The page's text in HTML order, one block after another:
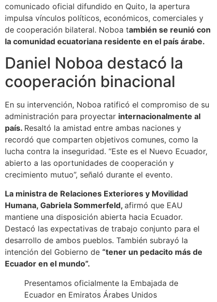
comunicado oficial difundido en Quito, la apertura
impulsa vínculos políticos, económicos, comerciales y
de cooperación bilateral. Noboa también se reunió con
la comunidad ecuatoriana residente en el país árabe.
Daniel Noboa destacó la
cooperación binacional
En su intervención, Noboa ratificó el compromiso de su
administración para proyectar internacionalmente al
país. Resaltó la amistad entre ambas naciones y
recordó que comparten objetivos comunes, como la
lucha contra la inseguridad. “Este es el Nuevo Ecuador,
abierto a las oportunidades de cooperación y
crecimiento mutuo”, señaló durante el evento.
La ministra de Relaciones Exteriores y Movilidad
Humana, Gabriela Sommerfeld, afirmó que EAU
mantiene una disposición abierta hacia Ecuador.
Destacó las expectativas de trabajo conjunto para el
desarrollo de ambos pueblos. También subrayó la
intención del Gobierno de “tener un pedacito más de
Ecuador en el mundo”.
Presentamos oficialmente la Embajada de
Ecuador en Emiratos Árabes Unidos